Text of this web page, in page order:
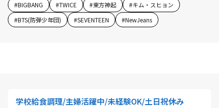
#BIGBANG #TWICE #東方神起 #キム・スヒョン
#BTS(防弾少年団) #SEVENTEEN #NewJeans
学校給食調理/主婦活躍中/未経験OK/土日祝休み